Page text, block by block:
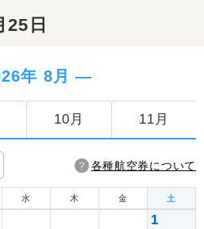
25日
年 8月 ―
10月 11月
各種航空券について
水 木 金 土
1